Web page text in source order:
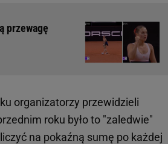
przewagę
organizatorzy przewidzieli
roku było to "zaledwie"
na pokaźną sumę po każdej